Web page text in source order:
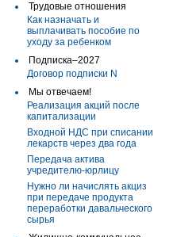
Трудовые отношения
Как назначать и
выплачивать пособие по
уходу за ребенком
Подписка–2027
Договор подписки N
Мы отвечаем!
Реализация акций после
капитализации
Входной НДС при списании
лекарств через два года
Передача актива
учредителю-юрлицу
Нужно ли начислять акциз
при передаче продукта
переработки давальческого
сырья